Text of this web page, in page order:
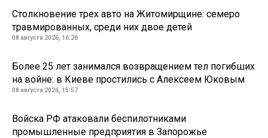
Столкновение трех авто на Житомирщине: семеро
травмированных, среди них двое детей
08 августа 2026, 16:26
Более 25 лет занимался возвращением тел погибших
на войне: в Киеве простились с Алексеем Юковым
08 августа 2026, 15:57
Войска РФ атаковали беспилотниками
промышленные предприятия в Запорожье